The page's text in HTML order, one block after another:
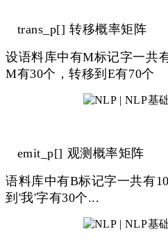
trans_p[] 转移概率矩阵
设语料库中有M标记字一共
M有30个，转移到E有70个
emit_p[] 观测概率矩阵
语料库中有B标记字一共有
到'我'字有30个...